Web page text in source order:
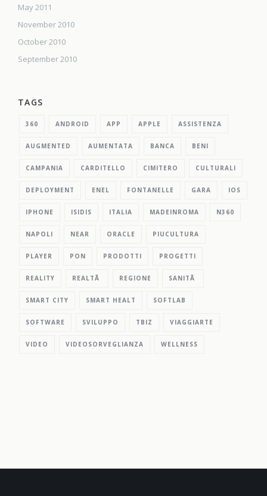
May 2011
November 2010
October 2010
September 2010
TAGS
360 ANDROID APP APPLE ASSISTENZA
AUGMENTED AUMENTATA BANCA BENI
CAMPANIA CARDITELLO CIMITERO CULTURALI
DEPLOYMENT ENEL FONTANELLE GARA IOS
IPHONE ISIDIS ITALIA MADEINROMA N360
NAPOLI NEAR ORACLE PIUCULTURA
PLAYER PON PRODOTTI PROGETTI
REALITY REALTÃ REGIONE SANITÃ
SMART CITY SMART HEALT SOFTLAB
SOFTWARE SVILUPPO TBIZ VIAGGIARTE
VIDEO VIDEOSORVEGLIANZA WELLNESS